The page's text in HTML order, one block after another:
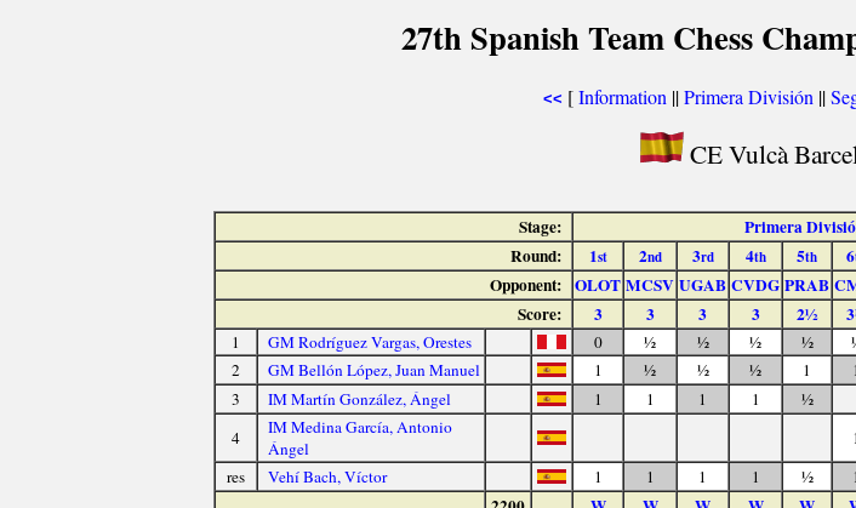
27th Spanish Team Chess
<< [Information ||Primera División ||
CE Vulcà
Stage: Primera
Round:
1st 2nd 3rd 4th 5th 6
Opponent: OLOT MCSV UGAB CVDG PRAB
Score:
3 3 3 3 2½
1 GM Rodríguez Vargas, Orestes 0 ½ ½ ½ ½
2
GM Bellón López, Juan Manuel 1 ½ ½ ½ 1
3 IM Martín González, Ángel 1 1 1 1 ½
4
IM Medina García, Antonio
Ángel
res
Vehí Bach, Víctor 1 1 1 1 ½